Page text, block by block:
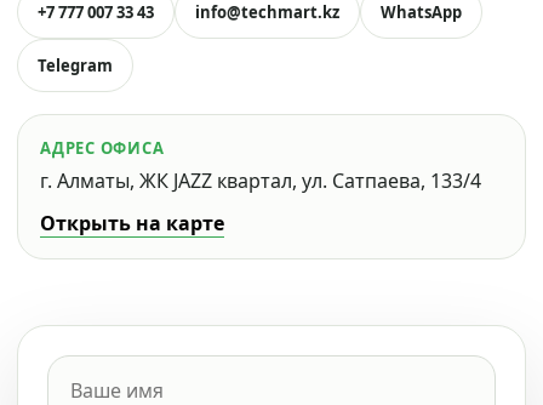
+7 777 007 33 43 info@techmart.kz WhatsApp
Telegram
АДРЕС ОФИСА
г. Алматы, ЖК JAZZ квартал, ул. Сатпаева, 133/4
Открыть на карте